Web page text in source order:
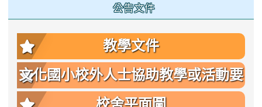
公告文件
教學文件
文化國小校外人士協助教學或活動要
點